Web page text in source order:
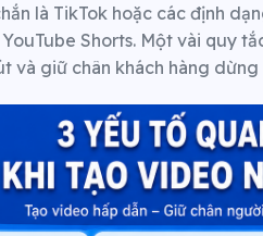
là TikTok hoặc các định
Shorts. Một vài quy
và giữ chân khách hàng